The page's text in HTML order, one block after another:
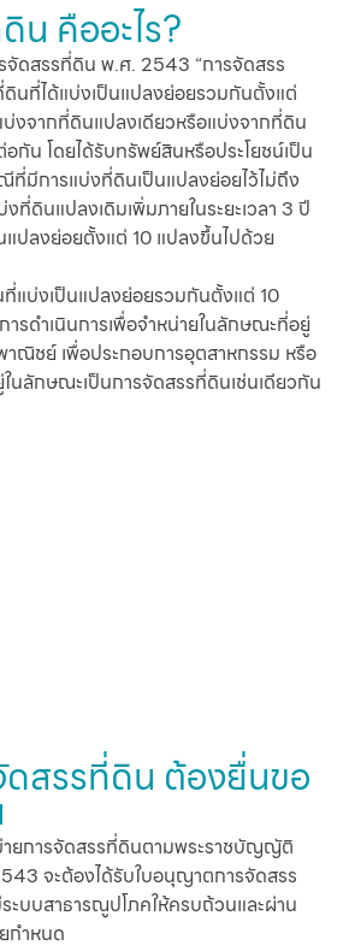
น คืออะไร?
ดสรรที่ดิน พ.ศ. 2543 “การจัดสรร
ดินที่ได้แบ่งเป็นแปลงย่อยรวมกันตั้งแต่
บ่งจากที่ดินแปลงเดียวหรือแบ่งจากที่ดิน
น โดยได้รับทรัพย์สินหรือประโยชน์เป็น
มีการแบ่งที่ดินเป็นแปลงย่อยไว้ไม่ถึง
ที่ดินแปลงเดิมเพิ่มภายในระยะเวลา 3 ปี
ปลงย่อยตั้งแต่ 10 แปลงขึ้นไปด้วย
แบ่งเป็นแปลงย่อยรวมกันตั้งแต่ 10
ารดำเนินการเพื่อจำหน่ายในลักษณะที่อยู่
าณิชย์ เพื่อประกอบการอุตสาหกรรม หรือ
นลักษณะเป็นการจัดสรรที่ดินเช่นเดียวกัน
ดสรรที่ดิน ต้องยื่นขอ
ายการจัดสรรที่ดินตามพระราชบัญญัติ
จะต้องได้รับใบอนุญาตการจัดสรร
บบสาธารณูปโภคให้ครบถ้วนและผ่าน
กำหนด